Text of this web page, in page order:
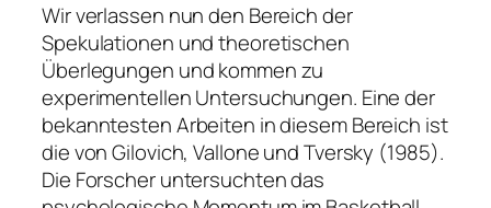
Wir verlassen nun den Bereich der
Spekulationen und theoretischen
Überlegungen und kommen zu
experimentellen Untersuchungen. Eine der
bekanntesten Arbeiten in diesem Bereich ist
die von Gilovich, Vallone und Tversky (1985).
Die Forscher untersuchten das